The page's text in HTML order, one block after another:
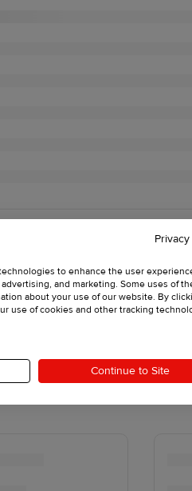
to enhance the user
and marketing. Some uses of
about your use of our website. By
use of cookies and other tracking
Continue to Site